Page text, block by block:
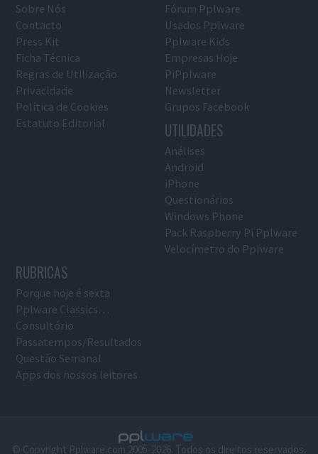
Sobre Nós
Contacto
Press Kit
Ficha Técnica
Regras de Utilização
Privacidade
Política de Cookies
Estatuto Editorial
Fórum Pplware
Usados Pplware
Pplware Kids
Empresas Hoje
PiPplware
Newsletter
Grupos Facebook
UTILIDADES
Análises
Android
iPhone
Questionários
Windows Phone
Pack Raspberry Pi Pplware
Velocímetro do Pplware
RUBRICAS
Porque hoje é sexta
Pplware Classics…
Consultório
Passatempos/Resultados
Questão Semanal
Apps dos nossos leitores
© Copyright Pplware.com 2005-2026. Todos os direitos reservados.